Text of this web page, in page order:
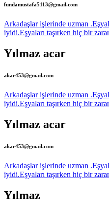
fundamustafa5113@gmail.com
Arkadaşlar işlerinde uzman
iyidi.Eşyaları taşırken hiç bir
Yılmaz acar
akar453@gmail.com
Arkadaşlar işlerinde uzman
iyidi.Eşyaları taşırken hiç bir
Yılmaz acar
akar453@gmail.com
Arkadaşlar işlerinde uzman
iyidi.Eşyaları taşırken hiç bir
Yılmaz